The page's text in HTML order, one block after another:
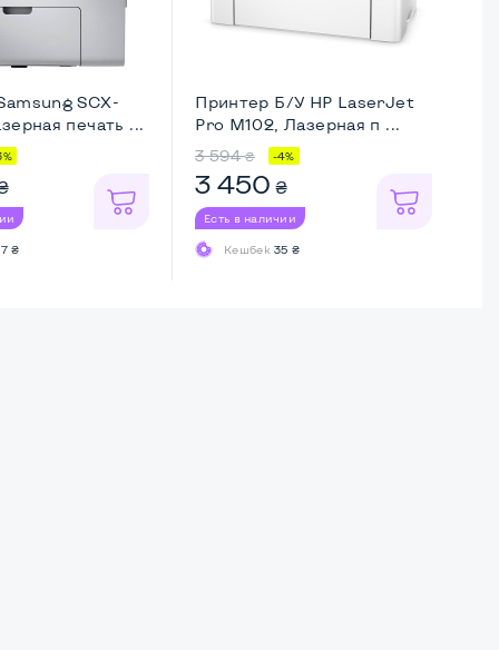
SCX-
печать ...
₴
Принтер Б/У HP LaserJet
Pro M102, Лазерная п ...
3 594 ₴ -4%
3 450 ₴
Есть в наличии
Кешбек35 ₴